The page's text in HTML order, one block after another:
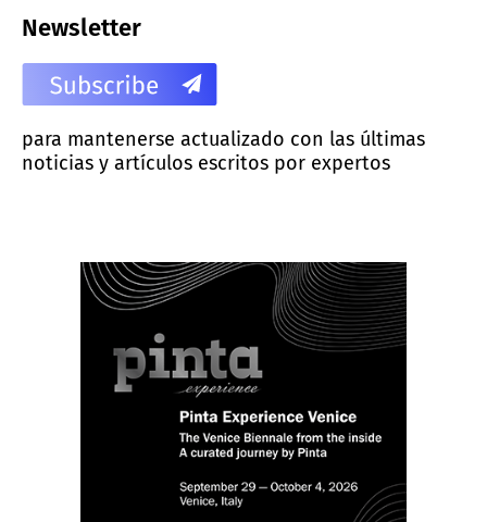
Newsletter
para mantenerse actualizado con las últimas
noticias y artículos escritos por expertos